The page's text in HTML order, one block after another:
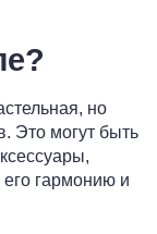
но
Это могут быть
гармонию и